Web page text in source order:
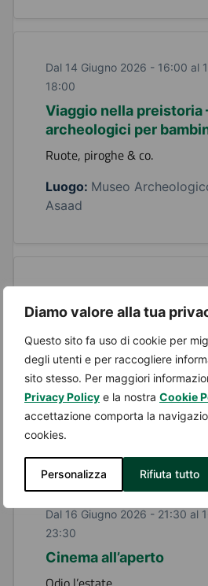
Diamo valore alla tua
Questo sito fa uso di cookie per
degli utenti e per raccogliere
sito stesso. Per maggiori
Privacy Policy e la nostra Cookie
accettazione comporta la
cookies.
Personalizza Rifiuta tutto
Dal 14 Giugno 2026 - 16:00 al
18:00
Viaggio nella preistoria
archeologici per
Ruote, piroghe & co.
Luogo: Museo
Asaad
19:30
Festival Musicale W la
La musica è donna: viaggio
del passato alle regine del
Luogo:nuova sede della San
Band, Via Papa Giovanni XXIII
Dal 16 Giugno 2026 - 21:30 al
23:30
Cinema all’aperto